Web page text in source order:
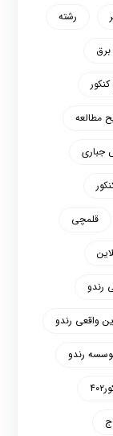
رشته
مطالعه
جباری
قلمچی
رندو
واقعی رندو
رندو